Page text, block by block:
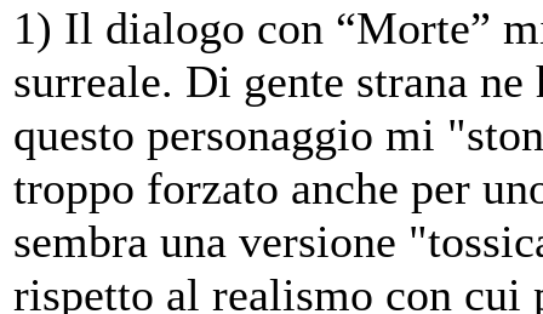
1) Il dialogo con “Morte”
surreale. Di gente strana
questo personaggio mi
troppo forzato anche per
sembra una versione
rispetto al realismo con cui